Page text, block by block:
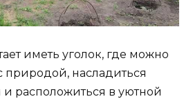
иметь уголок, где можно
природой, насладиться
расположиться в уютной